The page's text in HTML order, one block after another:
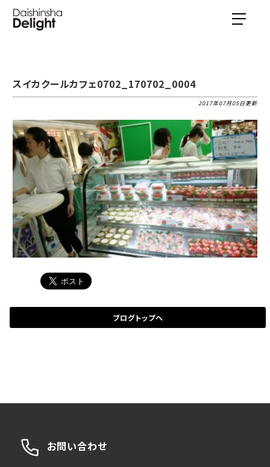
スイカクールカフェ0702_170702_0004
2017年07月05日更新
ブログトップへ
お問い合わせ